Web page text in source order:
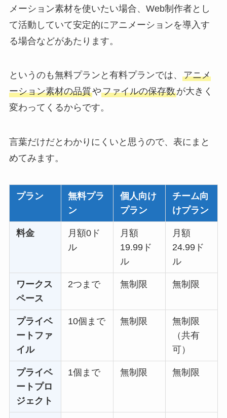
メーション素材を使いたい場合、Web制作者とし
て活動していて安定的にアニメーションを導入す
る場合などがあたります。
というのも無料プランと有料プランでは、 アニメ
ーション素材の品質やファイルの保存数が大きく
変わってくるからです。
言葉だけだとわかりにくいと思うので、表にまと
めてみます。
プラン
無料プラ
ン
個人向け
プラン
チーム向
けプラン
料金
月額0ド
ル
月額
19.99ド
ル
月額
24.99ド
ル
ワークス
ペース
2つまで 無制限 無制限
プライベ
ートファ
イル
10個まで 無制限
無制限
（共有
可）
プライベ
ートプロ
ジェクト
1個まで 無制限 無制限